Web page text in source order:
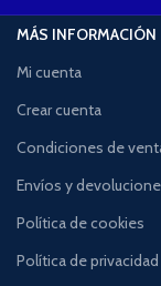
MÁS INFORMACIÓN
Mi cuenta
Crear cuenta
Condiciones de
Envíos y
Política de cookies
Política de privacidad